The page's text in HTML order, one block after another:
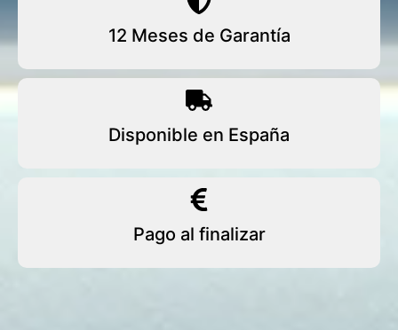
12 Meses de Garantía
Disponible en España
Pago al finalizar